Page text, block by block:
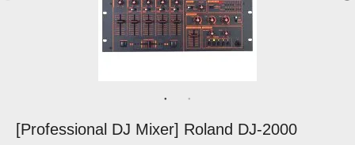
[Professional DJ Mixer] Roland DJ-2000